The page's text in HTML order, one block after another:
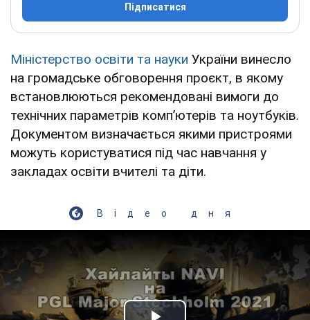
Підписатися
Міністерство освіти та науки України винесло
на громадське обговорення проєкт, в якому
встановлюються рекомендовані вимоги до
технічних параметрів компʼютерів та ноутбуків.
Документом визначається якими пристроями
можуть користуватися під час навчання у
закладах освіти вчителі та діти.
Відео дня